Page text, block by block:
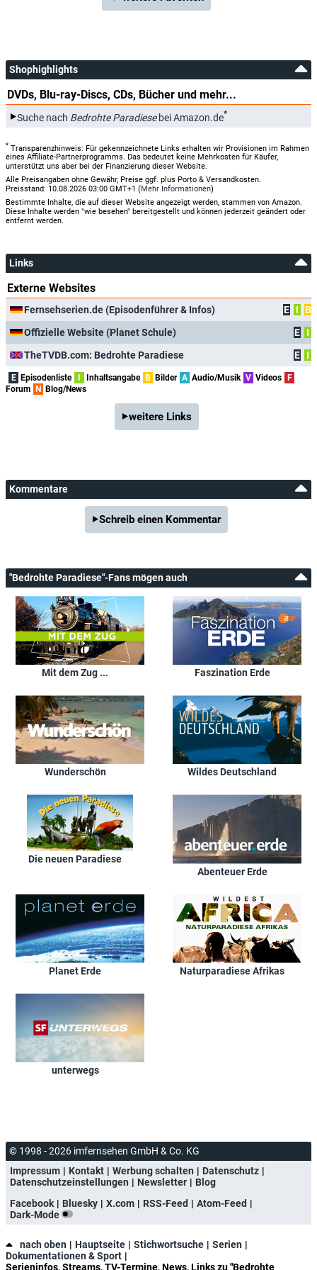
Shophighlights
DVDs, Blu-ray-Discs, CDs, Bücher und mehr...
Suche nach Bedrohte Paradiesebei Amazon.de*
* Transparenzhinweis: Für gekennzeichnete Links erhalten wir Provisionen im Rahmen
eines Affiliate-Partnerprogramms. Das bedeutet keine Mehrkosten für Käufer,
unterstützt uns aber bei der Finanzierung dieser Website.
Alle Preisangaben ohne Gewähr, Preise ggf. plus Porto & Versandkosten.
Preisstand: 10.08.2026 03:00 GMT+1 (Mehr Informationen)
Bestimmte Inhalte, die auf dieser Website angezeigt werden, stammen von Amazon.
Diese Inhalte werden "wie besehen" bereitgestellt und können jederzeit geändert oder
entfernt werden.
Links
Externe Websites
Fernsehserien.de (Episodenführer & Infos) E I
B
Offizielle Website (Planet Schule)
E
I
TheTVDB.com: Bedrohte Paradiese
E I
E Episodenliste Inhaltsangabe B Bilder A Audio/Musik V Videos
F
Forum
N Blog/News
weitere Links
Kommentare
Schreib einen Kommentar
"Bedrohte Paradiese"-Fans mögen auch
Mit dem Zug ... Faszination Erde
Wunderschön Wildes Deutschland
Die neuen Paradiese
Abenteuer Erde
Planet Erde Naturparadiese Afrikas
unterwegs
© 1998 - 2026 imfernsehen GmbH & Co. KG
Impressum
Kontakt Werbung schalten
Datenschutz
Datenschutzeinstellungen
Newsletter
Blog
Facebook
Bluesky X.com RSS-Feed
Atom-Feed
Dark-Mode
nach oben Hauptseite Stichwortsuche
Serien
Dokumentationen & Sport
Serieninfos, Streams, TV-Termine, News, Links zu "Bedrohte